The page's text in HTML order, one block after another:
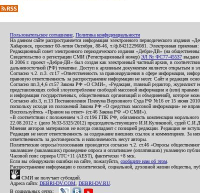
Пользовательское соглашение Политика конфиденциальности
На данном сайте распространяется информация электронного периодического
Хабаровск, проспект 60-летия Октября, 88-46, т./ф.84212296081. Электронная приемная:
Редакционный совет электронного периодического издания «Дебри-ДВ» (на
Свидетельство о регистрации СМИ (Регистрационный номер) ЭЛ № ФС77-45537 выдано
В 2006 г. проект «Дебри-ДВ» был создан как электронный частный архив, в
дальневосточной (РФ) тематике. Доступ к архивным документам является открытым в
Согласно ч.2. п.3. ст.17 «Ответственность за правонарушения в сфере информации,
правовую ответственность за распространение информации не несет. Сайт и редакция
Согласно пп.3,4,6 ст.57 Закона РФ «О СМИ», «Редакция, главный редактор, журналист не
представляющих собой злоупотребление свободой массовой информации и (или)
и информация государственных, общественных организаций и объединений), которое
Согласно абз.3, п.13 Постановления Пленума Верховного Суда РФ №16 от 15 июня 2010
поскольку исходя из положений Закона РФ «О средствах массовой информации» не
Воспользуйтесь «Правом на ответ» (ст.46 Закона РФ «О СМИ»).
«В соответствии с положением ч.3 ст.196 ГПК РФ, обязанность компенсации
22.08.2012 г. (дело №33-5325/2012) председательствующего И.И.Куликовой, судей
Мнения авторов материалов не всегда совпадают с позицией редакции. Редакция не
Редакция не несет ответственность за содержание внешних ссылок и комментариев.
ответственность за достоверность и наполняемость несут авторы.
Политические опросы/голосования проводятся согласно ч.2. ст.46 «Опросы
заказавшее (заказавших) проведение опроса и оплатившее (оплативших) указанную
Часовой пояс сервера UTC+11 (AEST), фактически +8 мск.
Если вы обнаружили ошибки на сайте, пожалуйста, сообщите нам об этом
Распространение информации о политической, социальной, духовной жизни общества,
СМИ не получает субсидий.
Адреса сайта: DEBRI-DV.COM DEBRI-DV.RU
В социальных сетях: